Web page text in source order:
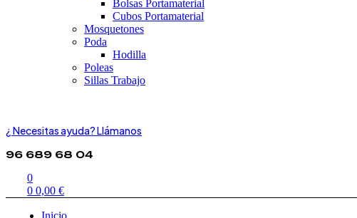
Bolsas Portamaterial
Cubos Portamaterial
Mosquetones
Poda
Hodilla
Poleas
Sillas Trabajo
¿ Necesitas ayuda? Llámanos
96 689 68 04
0
0 0,00 €
Inicio